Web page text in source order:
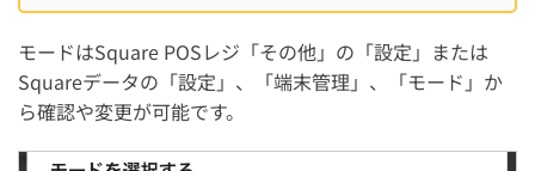
モードはSquare POSレジ「その他」の「設定」または
Squareデータの「設定」、「端末管理」、「モード」か
ら確認や変更が可能です。